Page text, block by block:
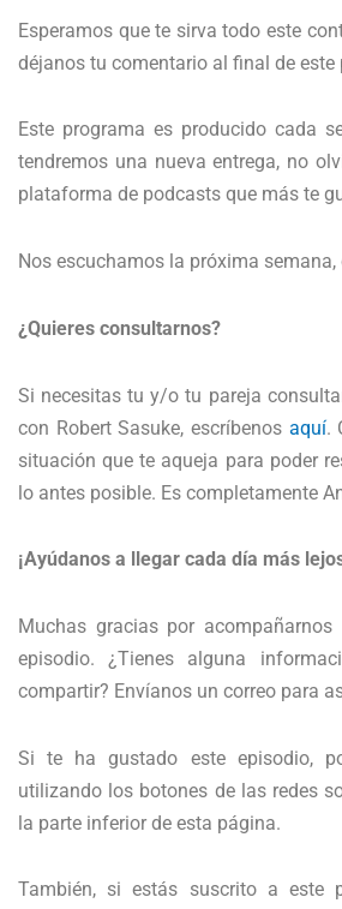
Esperamos que te sirva todo este
déjanos tu comentario al final de este
Este programa es producido cada
tendremos una nueva entrega, no
plataforma de podcasts que más te
Nos escuchamos la próxima semana,
¿Quieres consultarnos?
Si necesitas tu y/o tu pareja
con Robert Sasuke, escríbenos aquí.
situación que te aqueja para poder
lo antes posible. Es completamente
¡Ayúdanos a llegar cada día más
Muchas gracias por acompañarnos
episodio. ¿Tienes alguna
compartir? Envíanos un correo para
Si te ha gustado este episodio,
utilizando los botones de las redes
la parte inferior de esta página.
También, si estás suscrito a este